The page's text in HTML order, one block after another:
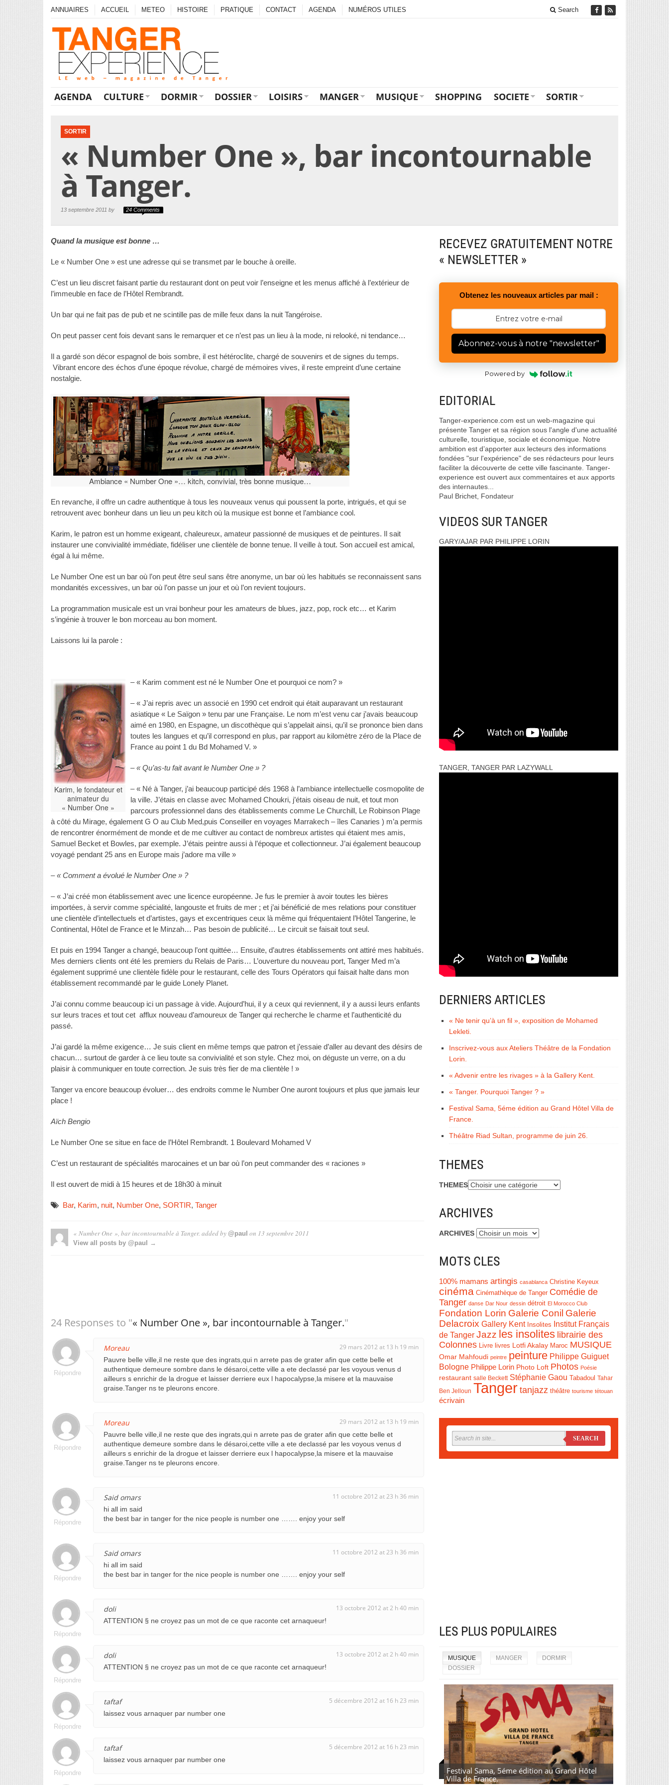
ANNUAIRES ACCUEIL METEO HISTOIRE PRATIQUE CONTACT AGENDA NUMÉROS UTILES Search
AGENDA CULTURE DORMIR DOSSIER LOISIRS MANGER MUSIQUE SHOPPING SOCIETE SORTIR
SORTIR
« Number One », bar incontournable
à Tanger.
13 septembre 2011 by 24 Comments
Quand la musique est bonne …
Le « Number One » est une adresse qui se transmet par le bouche à oreille.
C’est un lieu discret faisant partie du restaurant dont on peut voir l’enseigne et les menus affiché à l’extérieur de
l’immeuble en face de l’Hôtel Rembrandt.
Un bar qui ne fait pas de pub et ne scintille pas de mille feux dans la nuit Tangéroise.
On peut passer cent fois devant sans le remarquer et ce n’est pas un lieu à la mode, ni relooké, ni tendance…
Il a gardé son décor espagnol de bois sombre, il est hétéroclite, chargé de souvenirs et de signes du temps.
Vibrant encore des échos d’une époque révolue, chargé de mémoires vives, il reste empreint d’une certaine
nostalgie.
Ambiance « Number One »… kitch, convivial, très bonne musique…
En revanche, il offre un cadre authentique à tous les nouveaux venus qui poussent la porte, intrigués, et qui se
retrouvent avec bonheur dans un lieu un peu kitch où la musique est bonne et l’ambiance cool.
Karim, le patron est un homme exigeant, chaleureux, amateur passionné de musiques et de peintures. Il sait
instaurer une convivialité immédiate, fidéliser une clientèle de bonne tenue. Il veille à tout. Son accueil est amical,
égal à lui même.
Le Number One est un bar où l’on peut être seul sans être anonyme, un bar où les habitués se reconnaissent sans
mondanités excessives, un bar où l’on passe un jour et où l’on revient toujours.
La programmation musicale est un vrai bonheur pour les amateurs de blues, jazz, pop, rock etc… et Karim
s’ingénie à trouver le bon morceau au bon moment.
Laissons lui la parole :
Karim, le fondateur et
animateur du
« Number One »
– « Karim comment est né le Number One et pourquoi ce nom? »
– « J’ai repris avec un associé en 1990 cet endroit qui était auparavant un restaurant
asiatique « Le Saïgon » tenu par une Française. Le nom m’est venu car j’avais beaucoup
aimé en 1980, en Espagne, un discothèque qui s’appelait ainsi, qu’il se prononce bien dans
toutes les langues et qu’il correspond en plus, par rapport au kilomètre zéro de la Place de
France au point 1 du Bd Mohamed V. »
– « Qu’as-tu fait avant le Number One » ?
– « Né à Tanger, j’ai beaucoup participé dés 1968 à l’ambiance intellectuelle cosmopolite de
la ville. J’étais en classe avec Mohamed Choukri, j’étais oiseau de nuit, et tout mon
parcours professionnel dans des établissements comme Le Churchill, Le Robinson Plage
à côté du Mirage, également G O au Club Med,puis Conseiller en voyages Marrakech – îles Canaries ) m’a permis
de rencontrer énormément de monde et de me cultiver au contact de nombreux artistes qui étaient mes amis,
Samuel Becket et Bowles, par exemple. J’étais peintre aussi à l’époque et collectionneur. J’ai également beaucoup
voyagé pendant 25 ans en Europe mais j’adore ma ville »
– « Comment a évolué le Number One » ?
– « J’ai créé mon établissement avec une licence européenne. Je fus le premier à avoir toutes les bières
importées, à servir comme spécialité, langouste et fruits de mer ; et j’ai bénéficié de mes relations pour constituer
une clientèle d’intellectuels et d’artistes, gays et excentriques ceux là même qui fréquentaient l’Hôtel Tangerine, le
Continental, Hôtel de France et le Minzah… Pas besoin de publicité… Le circuit se faisait tout seul.
Et puis en 1994 Tanger a changé, beaucoup l’ont quittée… Ensuite, d’autres établissements ont attiré mes habitués.
Mes derniers clients ont été les premiers du Relais de Paris… L’ouverture du nouveau port, Tanger Med m’a
également supprimé une clientèle fidèle pour le restaurant, celle des Tours Opérators qui faisait halte dans mon
établissement recommandé par le guide Lonely Planet.
J’ai connu comme beaucoup ici un passage à vide. Aujourd’hui, il y a ceux qui reviennent, il y a aussi leurs enfants
sur leurs traces et tout cet afflux nouveau d’amoureux de Tanger qui recherche le charme et l’authenticité du
passé.
J’ai gardé la même exigence… Je suis client en même temps que patron et j’essaie d’aller au devant des désirs de
chacun… surtout de garder à ce lieu toute sa convivialité et son style. Chez moi, on déguste un verre, on a du
plaisir à communiquer en toute correction. Je suis très fier de ma clientèle ! »
Tanger va encore beaucoup évoluer… des endroits comme le Number One auront toujours et plus que jamais leur
place !
Aïch Bengio
Le Number One se situe en face de l’Hôtel Rembrandt. 1 Boulevard Mohamed V
C’est un restaurant de spécialités marocaines et un bar où l’on peut commander des « raciones »
Il est ouvert de midi à 15 heures et de 18h30 à minuit
Bar, Karim, nuit, Number One, SORTIR, Tanger
« Number One », bar incontournable à Tanger. added by @paul on 13 septembre 2011
View all posts by @paul →
24 Responses to "« Number One », bar incontournable à Tanger."
Moreau 29 mars 2012 at 13 h 19 min
Pauvre belle ville,il ne reste que des ingrats,qui n arrete pas de grater afin que cette belle et
authentique demeure sombre dans le désaroi,cette ville a ete declassé par les voyous venus d
ailleurs s enrichir de la drogue et laisser derriere eux l hapocalypse,la misere et la mauvaise
graise.Tanger ns te pleurons encore.
Répondre
Moreau 29 mars 2012 at 13 h 19 min
Pauvre belle ville,il ne reste que des ingrats,qui n arrete pas de grater afin que cette belle et
authentique demeure sombre dans le désaroi,cette ville a ete declassé par les voyous venus d
ailleurs s enrichir de la drogue et laisser derriere eux l hapocalypse,la misere et la mauvaise
graise.Tanger ns te pleurons encore.
Répondre
Said omars 11 octobre 2012 at 23 h 36 min
hi all im said
the best bar in tanger for the nice people is number one ……. enjoy your self
Répondre
Said omars 11 octobre 2012 at 23 h 36 min
hi all im said
the best bar in tanger for the nice people is number one ……. enjoy your self
Répondre
doli 13 octobre 2012 at 2 h 40 min
ATTENTION § ne croyez pas un mot de ce que raconte cet arnaqueur!
Répondre
doli 13 octobre 2012 at 2 h 40 min
ATTENTION § ne croyez pas un mot de ce que raconte cet arnaqueur!
Répondre
taftaf 5 décembre 2012 at 16 h 23 min
laissez vous arnaquer par number one
Répondre
taftaf 5 décembre 2012 at 16 h 23 min
laissez vous arnaquer par number one
Répondre
RECEVEZ GRATUITEMENT NOTRE
« NEWSLETTER »
Obtenez les nouveaux articles par mail :
Abonnez-vous à notre "newsletter"
Powered by
EDITORIAL
Tanger-experience.com est un web-magazine qui
présente Tanger et sa région sous l'angle d'une actualité
culturelle, touristique, sociale et économique. Notre
ambition est d’apporter aux lecteurs des informations
fondées "sur l'expérience" de ses rédacteurs pour leurs
faciliter la découverte de cette ville fascinante. Tanger-
experience est ouvert aux commentaires et aux apports
des internautes...
Paul Brichet, Fondateur
VIDEOS SUR TANGER
GARY/AJAR PAR PHILIPPE LORIN
TANGER, TANGER PAR LAZYWALL
DERNIERS ARTICLES
« Ne tenir qu’à un fil », exposition de Mohamed
Lekleti.
Inscrivez-vous aux Ateliers Théâtre de la Fondation
Lorin.
« Advenir entre les rivages » à la Gallery Kent.
« Tanger. Pourquoi Tanger ? »
Festival Sama, 5éme édition au Grand Hôtel Villa de
France.
Théâtre Riad Sultan, programme de juin 26.
THEMES
THEMES
ARCHIVES
ARCHIVES
MOTS CLES
100% mamans artingis casablanca Christine Keyeux
cinéma Cinémathèque de Tanger Comédie de
Tanger danse Dar Nour dessin détroit El Morocco Club
Fondation Lorin Galerie Conil Galerie
Delacroix Gallery Kent Insolites
Institut Français
de Tanger Jazz les insolites librairie des
Colonnes Livre livres Lotfi Akalay Maroc MUSIQUE
Omar Mahfoudi peintre peinture Philippe Guiguet
Bologne Philippe Lorin Photo Loft Photos Poésie
restaurant salle Beckett Stéphanie Gaou Tabadoul Tahar
Ben Jelloun Tanger tanjazz théâtre tourisme tétouan
écrivain
SEARCH
LES PLUS POPULAIRES
MUSIQUE MANGER
DORMIR
DOSSIER
Festival Sama, 5éme édition au Grand Hôtel
Villa de France.